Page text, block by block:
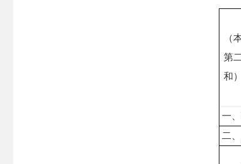
（
第
和）
一
二